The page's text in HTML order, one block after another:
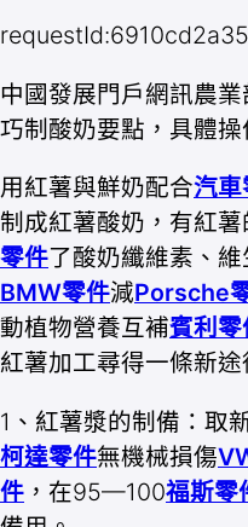
中國發展門戶網訊農
巧制酸奶要點，具體操
用紅薯與鮮奶配合汽車
制成紅薯酸奶，有紅
零件了酸奶纖維素、維
BMW零件減Porsche
動植物營養互補賓利零
紅薯加工尋得一條新途
1、紅薯漿的制備：取
柯達零件無機械損傷
件 ，在95—100福斯零